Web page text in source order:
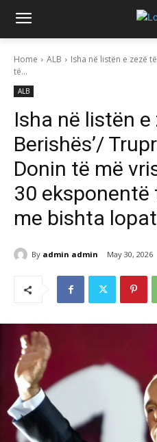
Home ALB
Isha në listën e zezë
të...
ALB
Isha në listën e
Berishës’/
Donin të më
30 eksponentë
me bishta
By admin admin May 30, 2026